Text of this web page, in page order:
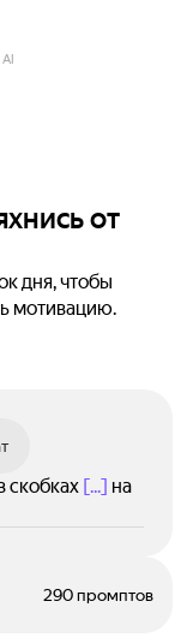
от
дня, чтобы
мотивацию.
скобках [...] на
290 промптов